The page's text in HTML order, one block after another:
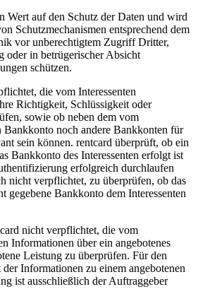
Wert auf den Schutz der Daten und wird
Schutzmechanismen entsprechend dem
vor unberechtigtem Zugriff Dritter,
oder in betrügerischer Absicht
schützen.
die vom Interessenten
Richtigkeit, Schlüssigkeit oder
sowie ob neben dem vom
Bankkonto noch andere Bankkonten für
sein können. rentcard überprüft, ob ein
Bankkonto des Interessenten erfolgt ist
erfolgreich durchlaufen
nicht verpflichtet, zu überprüfen, ob das
gegebene Bankkonto dem Interessenten
nicht verpflichtet, die vom
Informationen über ein angebotenes
Leistung zu überprüfen. Für den
Informationen zu einem angebotenen
ist ausschließlich der Auftraggeber